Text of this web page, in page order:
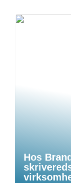
Hos